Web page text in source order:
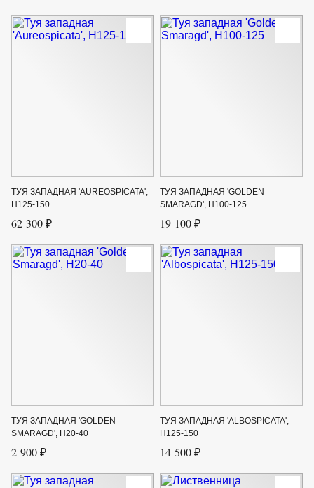
ТУЯ ЗАПАДНАЯ 'AUREOSPICATA',
Н125-150
62 300 ₽
ТУЯ ЗАПАДНАЯ 'GOLDEN
SMARAGD', Н100-125
19 100 ₽
ТУЯ ЗАПАДНАЯ 'GOLDEN
SMARAGD', Н20-40
2 900 ₽
ТУЯ ЗАПАДНАЯ 'ALBOSPICATA',
Н125-150
14 500 ₽